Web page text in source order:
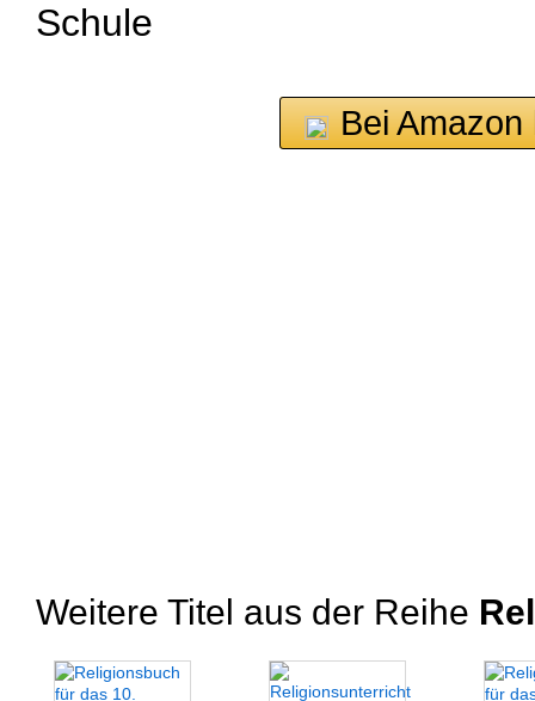
Schule
Bei Amazon
Weitere Titel aus der Reihe